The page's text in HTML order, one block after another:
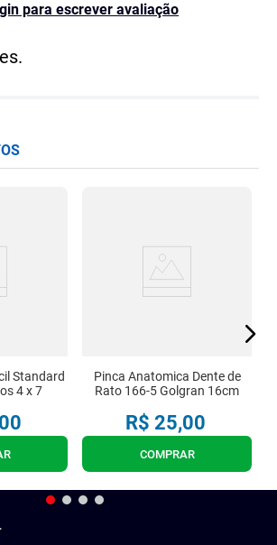
para escrever avaliação
Standard
4 x 7
Pinca Anatomica Dente de
Rato 166-5 Golgran 16cm
R$ 25,00
COMPRAR